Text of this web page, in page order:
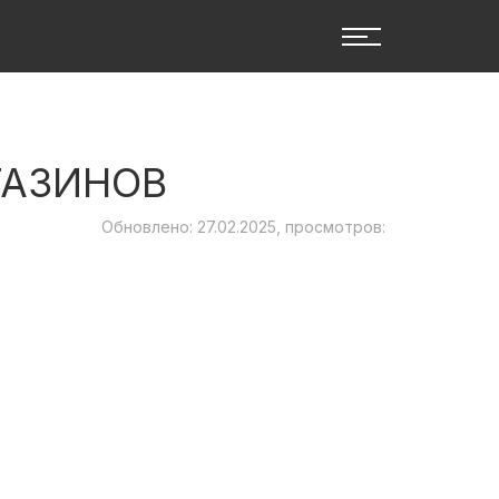
Обновлено: 27.02.2025, просмотров: